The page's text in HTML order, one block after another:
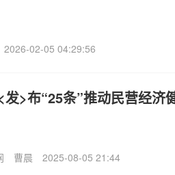
2026-02-05 04:29:56
发>布“25条”推动民营经济
曹晨 2025-08-05 21:44